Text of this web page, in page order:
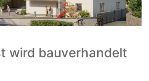
wird bauverhandelt
38
Das Persönliche steht stets im